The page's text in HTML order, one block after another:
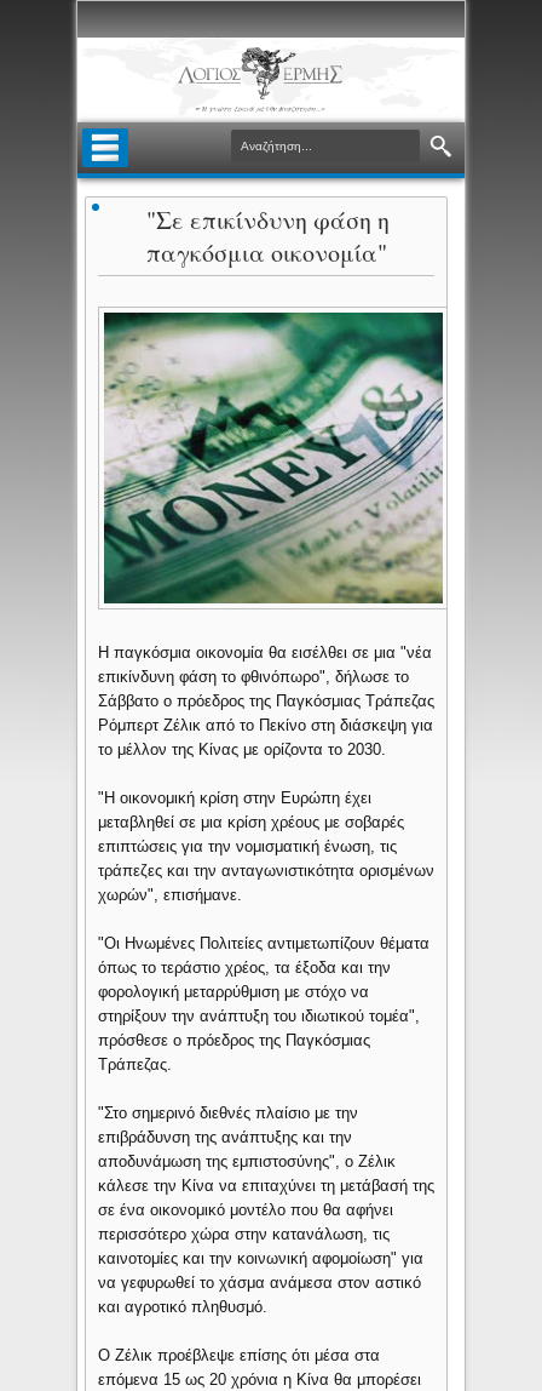
"Σε επικίνδυνη φάση η
παγκόσμια οικονομία"
Η παγκόσμια οικονομία θα εισέλθει σε μια "νέα
επικίνδυνη φάση το φθινόπωρο", δήλωσε το
Σάββατο ο πρόεδρος της Παγκόσμιας Τράπεζας
Ρόμπερτ Ζέλικ από το Πεκίνο στη διάσκεψη για
το μέλλον της Κίνας με ορίζοντα το 2030.
"Η οικονομική κρίση στην Ευρώπη έχει
μεταβληθεί σε μια κρίση χρέους με σοβαρές
επιπτώσεις για την νομισματική ένωση, τις
τράπεζες και την ανταγωνιστικότητα ορισμένων
χωρών", επισήμανε.
"Οι Ηνωμένες Πολιτείες αντιμετωπίζουν θέματα
όπως το τεράστιο χρέος, τα έξοδα και την
φορολογική μεταρρύθμιση με στόχο να
στηρίξουν την ανάπτυξη του ιδιωτικού τομέα",
πρόσθεσε ο πρόεδρος της Παγκόσμιας
Τράπεζας.
"Στο σημερινό διεθνές πλαίσιο με την
επιβράδυνση της ανάπτυξης και την
αποδυνάμωση της εμπιστοσύνης", ο Ζέλικ
κάλεσε την Κίνα να επιταχύνει τη μετάβασή της
σε ένα οικονομικό μοντέλο που θα αφήνει
περισσότερο χώρα στην κατανάλωση, τις
καινοτομίες και την κοινωνική αφομοίωση" για
να γεφυρωθεί το χάσμα ανάμεσα στον αστικό
και αγροτικό πληθυσμό.
Ο Ζέλικ προέβλεψε επίσης ότι μέσα στα
επόμενα 15 ως 20 χρόνια η Κίνα θα μπορέσει